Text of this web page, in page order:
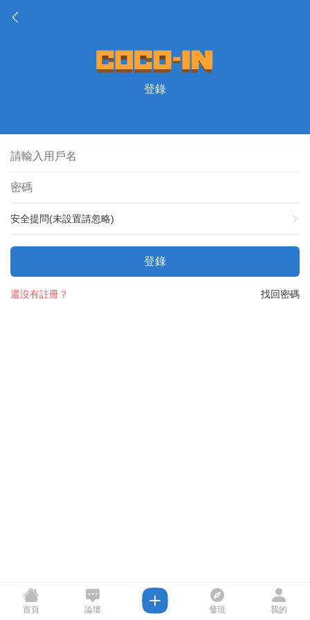
登錄
安全提問(未設置請忽略)
登錄
找回密碼
還沒有註冊？
首頁 論壇 發現 我的